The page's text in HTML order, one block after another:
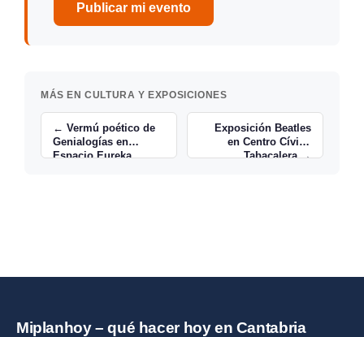
Publicar mi evento
MÁS EN CULTURA Y EXPOSICIONES
← Vermú poético de
Genialogías en
Espacio Eureka
Exposición Beatles
en Centro Cívico
Tabacalera →
Miplanhoy – qué hacer hoy en Cantabria